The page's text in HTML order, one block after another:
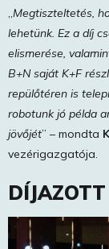
„Megtiszteltetés,
lehetünk. Ez a díj
elismerése,
B+N saját K+F
repülőtéren is
robotunk jó példa
jövőjét” – mondta
vezérigazgatója.